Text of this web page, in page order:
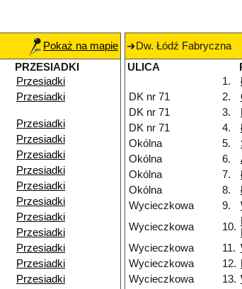
Pokaż na mapie
PRZESIADKI
Przesiadki
Przesiadki
Przesiadki
Przesiadki
Przesiadki
Przesiadki
Przesiadki
Przesiadki
Przesiadki
Przesiadki
Przesiadki
Przesiadki
Przesiadki
Dw. Łódź Fabryczna
ULICA
1.
DK nr 71
2.
DK nr 71
3.
DK nr 71
4.
Okólna
5.
Okólna
6.
Okólna
7.
Okólna
8.
Wycieczkowa
9.
Wycieczkowa
10.
Wycieczkowa 11.
Wycieczkowa
12.
Wycieczkowa
13.